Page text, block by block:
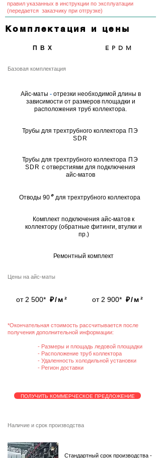
правил указанных в инструкции по эксплуатации
(передается заказчику при отгрузке)
Комплектация и цены
ПВХ EPDM
Базовая комплектация
Айс-маты -отрезки необходимой длины в
зависимости от размеров площадки и
расположения труб коллектора.
Трубы для трехтрубного коллектора ПЭ
SDR
Трубы для трехтрубного коллектора ПЭ
SDRс отверстиями для подключения
айс-матов
Отводы 90°для трехтрубного коллектора
Комплект подключения айс-матов к
коллектору (обратные фитинги, втулки и
пр.)
Ремонтный комплект
Цены на айс-маты
от 2 500*₽/м² от 2 900*₽/м²
*Окончательная стоимость рассчитывается после
получения дополнительной информации:
- Размеры и площадь ледовой площадки
- Расположение труб коллектора
- Удаленность холодильной установки
- Регион доставки
ПОЛУЧИТЬ КОММЕРЧЕСКОЕ ПРЕДЛОЖЕНИЕ
Наличие и срок производства
Стандартный срок производства -